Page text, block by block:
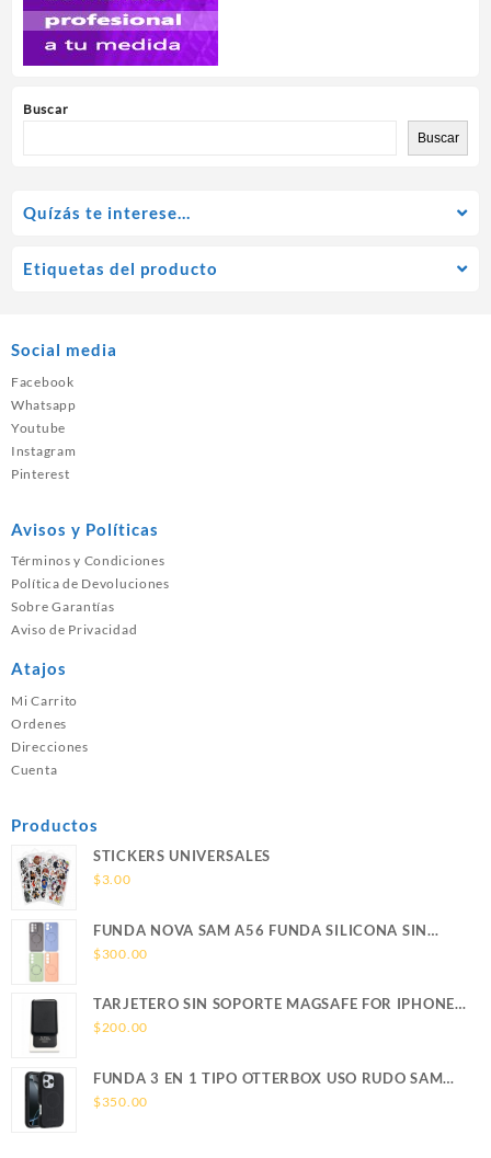
Buscar
Buscar
Quízás te interese…
Etiquetas del producto
Social media
Facebook
Whatsapp
Youtube
Instagram
Pinterest
Avisos y Políticas
Términos y Condiciones
Política de Devoluciones
Sobre Garantías
Aviso de Privacidad
Atajos
Mi Carrito
Ordenes
Direcciones
Cuenta
Productos
STICKERS UNIVERSALES
$3.00
FUNDA NOVA SAM A56 FUNDA SILICONA SIN
SOPORTE MAGNETICO SAMSUNG
$300.00
TARJETERO SIN SOPORTE MAGSAFE FOR IPHONE
LEATHER WALLET MAGSAFE
$200.00
FUNDA 3 EN 1 TIPO OTTERBOX USO RUDO SAM
S26 ULTRA SAMSUNG S26 ULTRA
$350.00